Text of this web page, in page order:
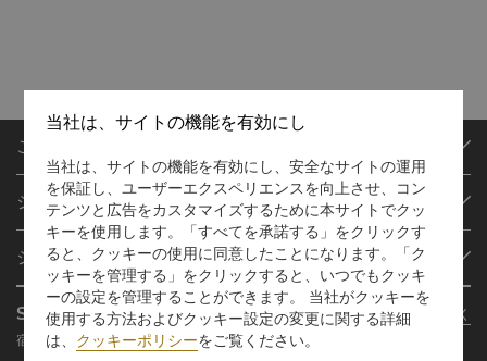
ご予約
目的地
ご予約の検索
ミーティング＆イベント
レストラン＆バー
シャングリ・ラ サークル
プログラム概要
シャングリ・ラ サークルに入会
私のアカウント
よくあるお問合せや質問
SLCに関するお問い合わせ
シャングリ・ラ グループ
シャングリ・ラ グループについて
シャングリ・ラ ブランド
シャングリ・ラ センター
投資家の皆さま
採用情報
企業の社会的責任
Shangri-La Circle App
さらに詳しく
宿泊、食事、買物を どこでも
当社は、サイトの機能を有効にし
当社は、サイトの機能を有効にし、安全なサイトの運用
を保証し、ユーザーエクスペリエンスを向上させ、コン
テンツと広告をカスタマイズするために本サイトでクッ
キーを使用します。「すべてを承諾する」をクリックす
ると、クッキーの使用に同意したことになります。「ク
ッキーを管理する」をクリックすると、いつでもクッキ
ーの設定を管理することができます。 当社がクッキーを
使用する方法およびクッキー設定の変更に関する詳細
は、 クッキーポリシーをご覧ください。